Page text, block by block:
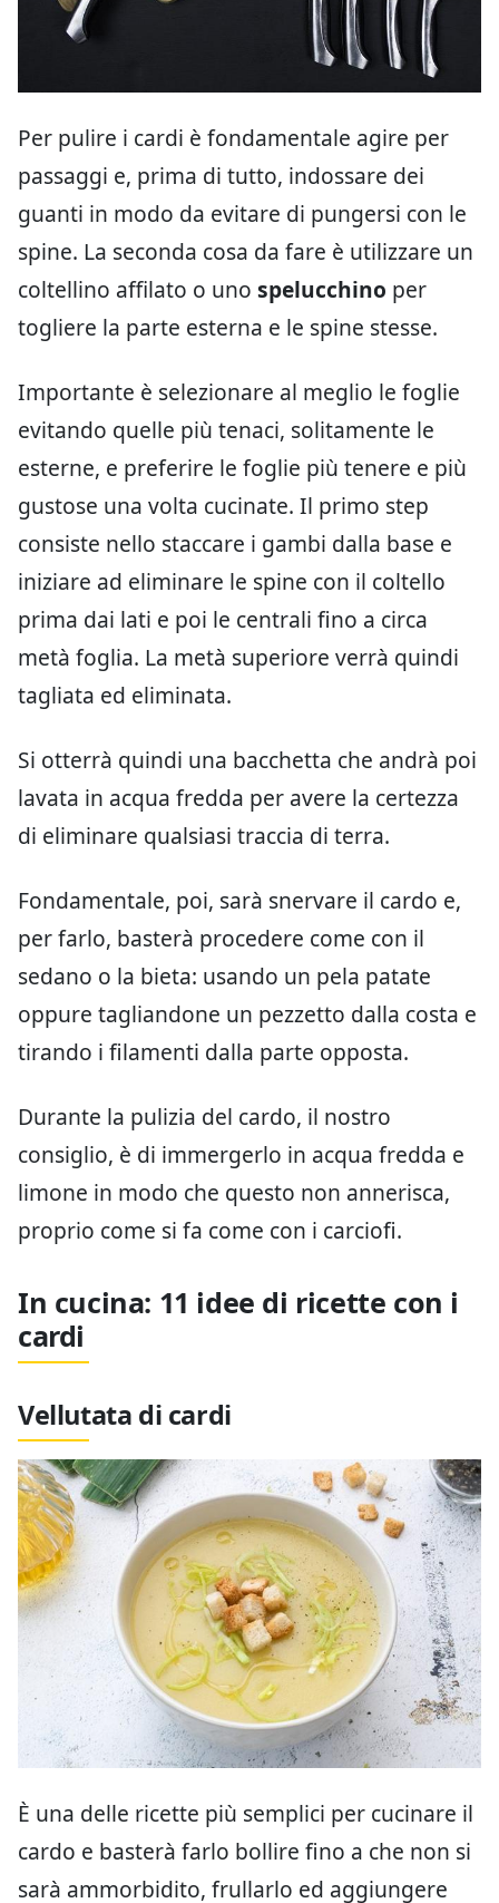
Per pulire i cardi è fondamentale agire per
passaggi e, prima di tutto, indossare dei
guanti in modo da evitare di pungersi con le
spine. La seconda cosa da fare è utilizzare un
coltellino affilato o uno spelucchino per
togliere la parte esterna e le spine stesse.
Importante è selezionare al meglio le foglie
evitando quelle più tenaci, solitamente le
esterne, e preferire le foglie più tenere e più
gustose una volta cucinate. Il primo step
consiste nello staccare i gambi dalla base e
iniziare ad eliminare le spine con il coltello
prima dai lati e poi le centrali fino a circa
metà foglia. La metà superiore verrà quindi
tagliata ed eliminata.
Si otterrà quindi una bacchetta che andrà poi
lavata in acqua fredda per avere la certezza
di eliminare qualsiasi traccia di terra.
Fondamentale, poi, sarà snervare il cardo e,
per farlo, basterà procedere come con il
sedano o la bieta: usando un pela patate
oppure tagliandone un pezzetto dalla costa e
tirando i filamenti dalla parte opposta.
Durante la pulizia del cardo, il nostro
consiglio, è di immergerlo in acqua fredda e
limone in modo che questo non annerisca,
proprio come si fa come con i carciofi.
In cucina: 11 idee di ricette con i
cardi
Vellutata di cardi
È una delle ricette più semplici per cucinare il
cardo e basterà farlo bollire fino a che non si
sarà ammorbidito, frullarlo ed aggiungere